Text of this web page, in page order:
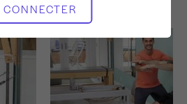
CONNECTER